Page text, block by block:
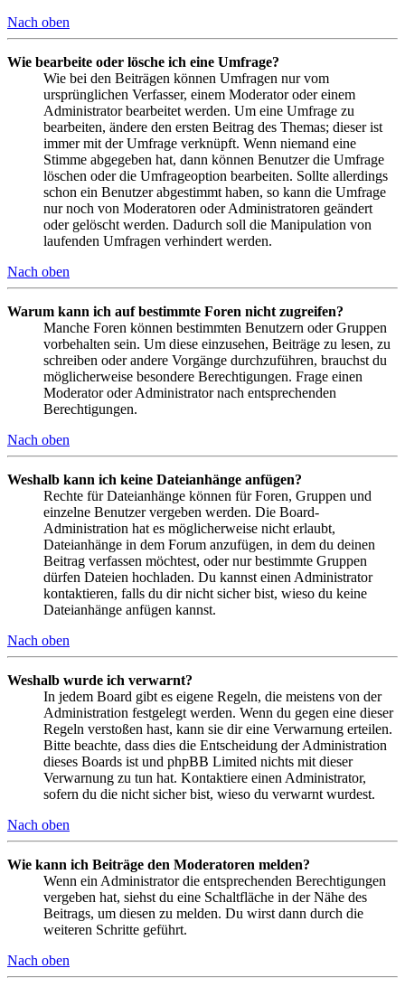
Nach oben
Wie bearbeite oder lösche ich eine Umfrage?
Wie bei den Beiträgen können Umfragen nur vom
ursprünglichen Verfasser, einem Moderator oder einem
Administrator bearbeitet werden. Um eine Umfrage zu
bearbeiten, ändere den ersten Beitrag des Themas; dieser ist
immer mit der Umfrage verknüpft. Wenn niemand eine
Stimme abgegeben hat, dann können Benutzer die Umfrage
löschen oder die Umfrageoption bearbeiten. Sollte allerdings
schon ein Benutzer abgestimmt haben, so kann die Umfrage
nur noch von Moderatoren oder Administratoren geändert
oder gelöscht werden. Dadurch soll die Manipulation von
laufenden Umfragen verhindert werden.
Nach oben
Warum kann ich auf bestimmte Foren nicht zugreifen?
Manche Foren können bestimmten Benutzern oder Gruppen
vorbehalten sein. Um diese einzusehen, Beiträge zu lesen, zu
schreiben oder andere Vorgänge durchzuführen, brauchst du
möglicherweise besondere Berechtigungen. Frage einen
Moderator oder Administrator nach entsprechenden
Berechtigungen.
Nach oben
Weshalb kann ich keine Dateianhänge anfügen?
Rechte für Dateianhänge können für Foren, Gruppen und
einzelne Benutzer vergeben werden. Die Board-
Administration hat es möglicherweise nicht erlaubt,
Dateianhänge in dem Forum anzufügen, in dem du deinen
Beitrag verfassen möchtest, oder nur bestimmte Gruppen
dürfen Dateien hochladen. Du kannst einen Administrator
kontaktieren, falls du dir nicht sicher bist, wieso du keine
Dateianhänge anfügen kannst.
Nach oben
Weshalb wurde ich verwarnt?
In jedem Board gibt es eigene Regeln, die meistens von der
Administration festgelegt werden. Wenn du gegen eine dieser
Regeln verstoßen hast, kann sie dir eine Verwarnung erteilen.
Bitte beachte, dass dies die Entscheidung der Administration
dieses Boards ist und phpBB Limited nichts mit dieser
Verwarnung zu tun hat. Kontaktiere einen Administrator,
sofern du die nicht sicher bist, wieso du verwarnt wurdest.
Nach oben
Wie kann ich Beiträge den Moderatoren melden?
Wenn ein Administrator die entsprechenden Berechtigungen
vergeben hat, siehst du eine Schaltfläche in der Nähe des
Beitrags, um diesen zu melden. Du wirst dann durch die
weiteren Schritte geführt.
Nach oben